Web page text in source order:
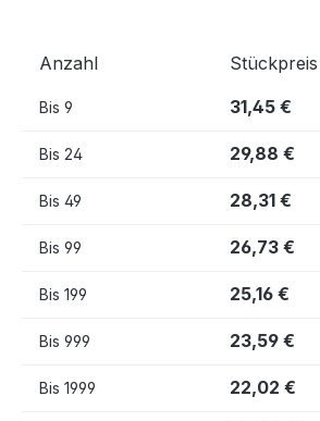
Anzahl Stückpreis
Bis 9 31,45 €
Bis 24 29,88 €
Bis 49 28,31 €
Bis 99 26,73 €
Bis 199 25,16 €
Bis 999 23,59 €
Bis 1999 22,02 €